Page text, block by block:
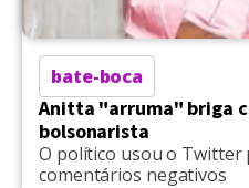
bate-boca
Anitta "arruma" briga
bolsonarista
O político usou o Twitter
comentários negativos